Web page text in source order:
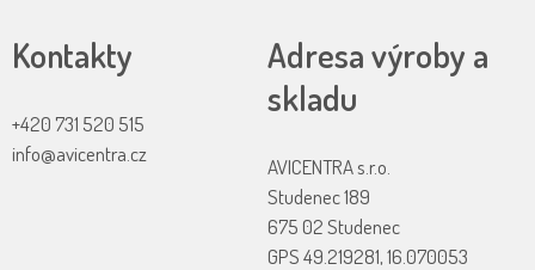
Kontakty
+420 731 520 515
info@avicentra.cz
Adresa výroby a
skladu
AVICENTRA s.r.o.
Studenec 189
675 02 Studenec
GPS 49.219281, 16.070053